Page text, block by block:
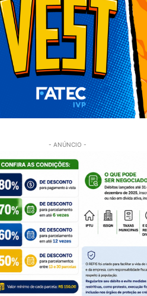
- ANÚNCIO -